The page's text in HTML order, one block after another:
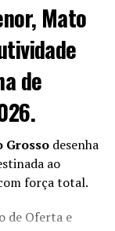
deve atingir
Mato
de
Grossodesenha
ao
força total.
de Oferta e